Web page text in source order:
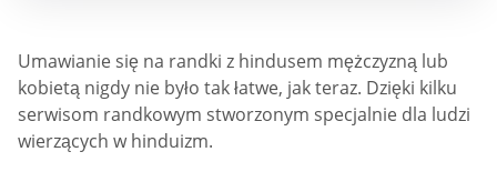
Umawianie się na randki z hindusem mężczyzną lub
kobietą nigdy nie było tak łatwe, jak teraz. Dzięki kilku
serwisom randkowym stworzonym specjalnie dla ludzi
wierzących w hinduizm.